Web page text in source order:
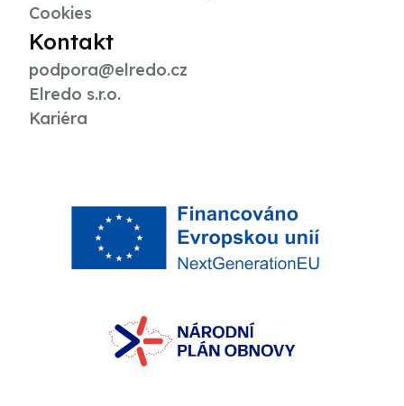
Cookies
Kontakt
podpora@elredo.cz
Elredo s.r.o.
Kariéra